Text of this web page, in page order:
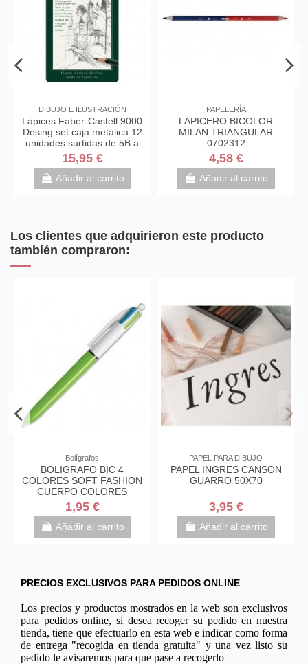
E ILUSTRACIÓN
Faber-Castell 9000
set caja metálica 12
surtidas de 5B a
Añadir al carrito
LAPICERO BICOLOR
MILAN TRIANGULAR
Añadir al carrito
Lápices
Art Set
Los clientes que adquirieron este producto
también compraron:
Bolígrafos
BOLIGRAFO BIC 4
COLORES SOFT FASHION
CUERPO COLORES
SURTIDOS
1,95 €
Añadir al carrito
PAPEL PARA DIBUJO
PAPEL INGRES CANSON
GUARRO 50X70
3,95 €
Añadir al carrito
PRECIOS EXCLUSIVOS PARA PEDIDOS ONLINE
Los precios y productos mostrados en la web son exclusivos
para pedidos online, si desea recoger su pedido en nuestra
tienda, tiene que efectuarlo en esta web e indicar como forma
de entrega "recogida en tienda gratuita" y una vez listo su
pedido le avisaremos para que pase a recogerlo